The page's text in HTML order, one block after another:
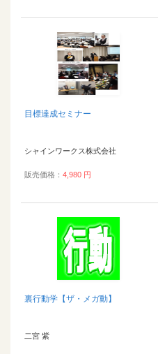
目標達成セミナー
シャインワークス株式会社
販売価格： 4,980 円
裏行動学【ザ・メガ動】
二宮 紫